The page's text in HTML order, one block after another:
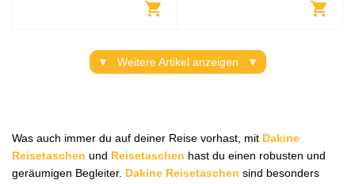
shopping_cart shopping_cart
Weitere Artikel anzeigen
Was auch immer du auf deiner Reise vorhast, mit Dakine
Reisetaschen und Reisetaschen hast du einen robusten und
geräumigen Begleiter. Dakine Reisetaschen sind besonders